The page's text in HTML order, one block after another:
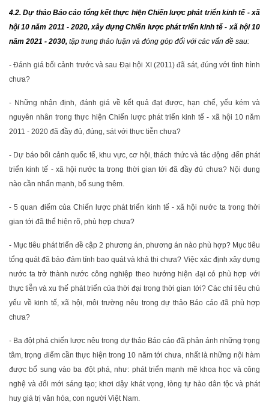
4.2. Dự thảo Báo cáo tổng kết thực hiện Chiến lược phát triển kinh tế - xã
hội 10 năm 2011 - 2020, xây dựng Chiến lược phát triển kinh tế - xã hội 10
năm 2021 - 2030, tập trung thảo luận và đóng góp đối với các vấn đề sau:
- Đánh giá bối cảnh trước và sau Đại hội XI (2011) đã sát, đúng với tình hình
chưa?
- Những nhận định, đánh giá về kết quả đạt được, hạn chế, yếu kém và
nguyên nhân trong thực hiện Chiến lược phát triển kinh tế - xã hội 10 năm
2011 - 2020 đã đầy đủ, đúng, sát với thực tiễn chưa?
- Dự báo bối cảnh quốc tế, khu vực, cơ hội, thách thức và tác động đến phát
triển kinh tế - xã hội nước ta trong thời gian tới đã đầy đủ chưa? Nội dung
nào cần nhấn mạnh, bổ sung thêm.
- 5 quan điểm của Chiến lược phát triển kinh tế - xã hội nước ta trong thời
gian tới đã thể hiện rõ, phù hợp chưa?
- Mục tiêu phát triển đề cập 2 phương án, phương án nào phù hợp? Mục tiêu
tổng quát đã bảo đảm tính bao quát và khả thi chưa? Việc xác định xây dựng
nước ta trở thành nước công nghiệp theo hướng hiện đại có phù hợp với
thực tiễn và xu thế phát triển của thời đại trong thời gian tới? Các chỉ tiêu chủ
yếu về kinh tế, xã hội, môi trường nêu trong dự thảo Báo cáo đã phù hợp
chưa?
- Ba đột phá chiến lược nêu trong dự thảo Báo cáo đã phản ánh những trọng
tâm, trọng điểm cần thực hiện trong 10 năm tới chưa, nhất là những nội hàm
được bổ sung vào ba đột phá, như: phát triển mạnh mẽ khoa học và công
nghệ và đổi mới sáng tạo; khơi dậy khát vọng, lòng tự hào dân tộc và phát
huy giá trị văn hóa, con người Việt Nam.